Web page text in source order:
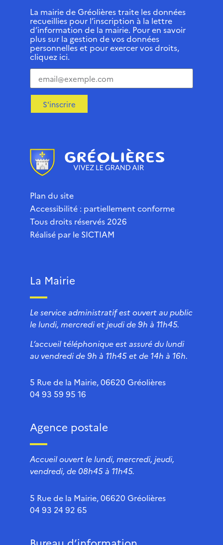
La mairie de Gréolières traite les données
recueillies pour l’inscription à la lettre
d’information de la mairie. Pour en savoir
plus sur la gestion de vos données
personnelles et pour exercer vos droits,
cliquez ici.
S'inscrire
Plan du site
Accessibilité : partiellement conforme
Tous droits réservés 2026
Réalisé par le SICTIAM
La Mairie
Le service administratif est ouvert au public
le lundi, mercredi et jeudi de 9h à 11h45.
L’accueil téléphonique est assuré du lundi
au vendredi de 9h à 11h45 et de 14h à 16h.
5 Rue de la Mairie, 06620 Gréolières
04 93 59 95 16
Agence postale
Accueil ouvert le lundi, mercredi, jeudi,
vendredi, de 08h45 à 11h45.
5 Rue de la Mairie, 06620 Gréolières
04 93 24 92 65
Bureau d’information